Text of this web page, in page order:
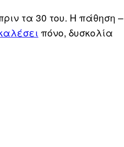
τα 30 του. Η πάθηση –
πόνο, δυσκολία